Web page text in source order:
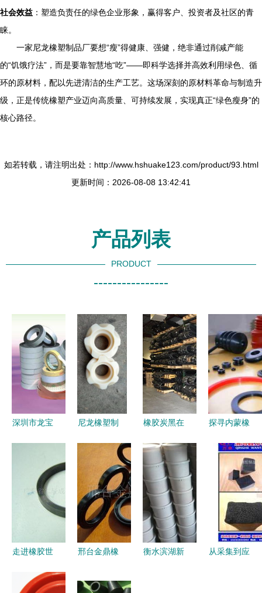
社会效益 ：塑造负责任的绿色企业形象，赢得客户、投资者及社区的青
睐。
一家尼龙橡塑制品厂要想“瘦”得健康、强健，绝非通过削减产能
的“饥饿疗法”，而是要靠智慧地“吃”——即科学选择并高效利用绿色、循
环的原材料，配以先进清洁的生产工艺。这场深刻的原材料革命与制造升
级，正是传统橡塑产业迈向高质量、可持续发展，实现真正“绿色瘦身”的
核心路径。
如若转载，请注明出处：http://www.hshuake123.com/product/93.html
更新时间：2026-08-08 13:42:41
产品列表
PRODUCT
----------------
深圳市龙宝
双面泡棉胶
带 其他分
类 中国广
吉镇水径工
尼龙橡塑制
材质减肥秘
诀，实现制
造瘦身
橡胶炭黑在
品中的关键
作用与效能
分析
探寻内蒙橡
网络 东胜
达旗包头橡
胶脚垫与巴
盟临河密封
圈的制造实
力
走进橡胶世
品产品列表
邢台金鼎橡
深耕橡胶制
衡水滨湖新
从采集到应